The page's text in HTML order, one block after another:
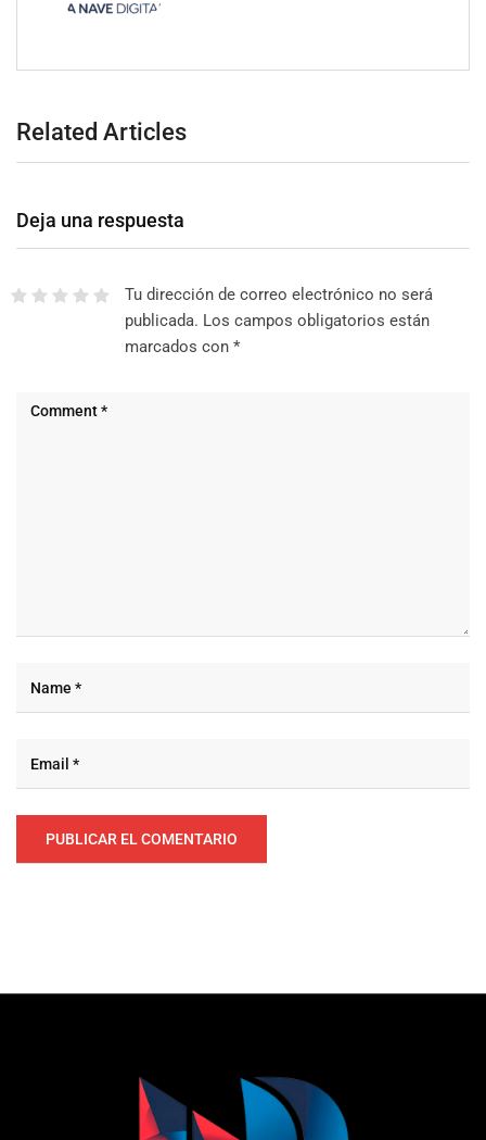
Related Articles
Deja una respuesta
Tu dirección de correo electrónico no será
publicada. Los campos obligatorios están
marcados con *